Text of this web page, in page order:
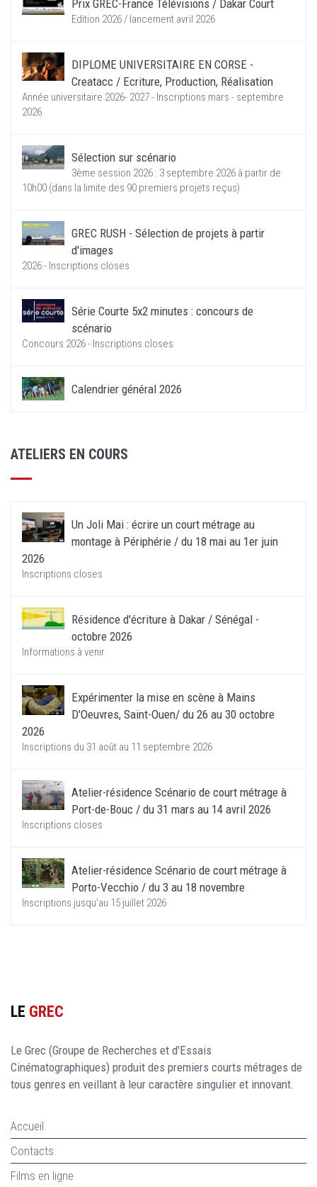
Prix GREC-France Télévisions / Dakar Court
Edition 2026 / lancement avril 2026
DIPLOME UNIVERSITAIRE EN CORSE -
Creatacc / Ecriture, Production, Réalisation
Année universitaire 2026- 2027 - Inscriptions mars - septembre
2026
Sélection sur scénario
3ème session 2026 : 3 septembre 2026 à partir de
10h00 (dans la limite des 90 premiers projets reçus)
GREC RUSH - Sélection de projets à partir
d'images
2026 - Inscriptions closes
Série Courte 5x2 minutes : concours de
scénario
Concours 2026 - Inscriptions closes
Calendrier général 2026
ATELIERS EN COURS
Un Joli Mai : écrire un court métrage au
montage à Périphérie / du 18 mai au 1er juin
2026
Inscriptions closes
Résidence d'écriture à Dakar / Sénégal -
octobre 2026
Informations à venir
Expérimenter la mise en scène à Mains
D'Oeuvres, Saint-Ouen/ du 26 au 30 octobre
2026
Inscriptions du 31 août au 11 septembre 2026
Atelier-résidence Scénario de court métrage à
Port-de-Bouc / du 31 mars au 14 avril 2026
Inscriptions closes
Atelier-résidence Scénario de court métrage à
Porto-Vecchio / du 3 au 18 novembre
Inscriptions jusqu'au 15 juillet 2026
LE GREC
Le Grec (Groupe de Recherches et d'Essais
Cinématographiques) produit des premiers courts métrages de
tous genres en veillant à leur caractère singulier et innovant.
Accueil
Contacts
Films en ligne